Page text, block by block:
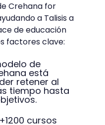
Crehana for
a Talisis a
de educación
factores clave:
de
está
retener al
tiempo hasta
cursos